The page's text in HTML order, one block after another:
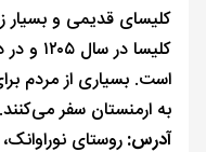
کلیسای قدیمی و بسیار
کلیسا
است. بسیاری از مردم
به ارمنستان سفر می‌کنند.
آدرس:روستای